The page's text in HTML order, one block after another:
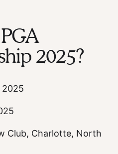
2025?
2025
Club, Charlotte, North